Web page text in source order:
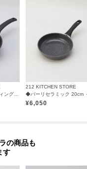
212 KITCHEN STORE
¥6,050
の商品も
す